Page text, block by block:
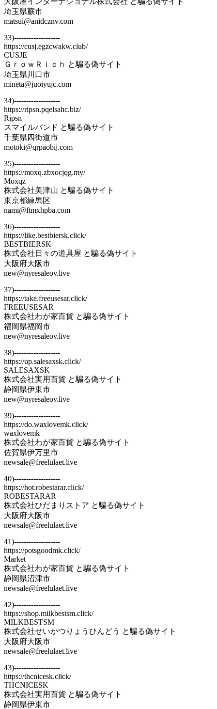
埼玉県蕨市
matsui@anidcznv.com
33)-------------------
https://cusj.egzcwakw.club/
CUSJE
ＧｒｏｗＲｉｃｈ と騙る偽サイト
埼玉県川口市
mineta@juoiyujc.com
34)-------------------
https://ripsn.pqelsahc.biz/
Ripsn
スマイルバンド と騙る偽サイト
千葉県四街道市
motoki@qrpaobij.com
35)-------------------
https://moxq.zbxocjqg.my/
Moxqz
株式会社美津山 と騙る偽サイト
東京都練馬区
nami@ftmxhpba.com
36)-------------------
https://like.bestbiersk.click/
BESTBIERSK
株式会社日々の道具屋 と騙る偽サイト
大阪府大阪市
new@nyresaleov.live
37)-------------------
https://take.freeusesar.click/
FREEUSESAR
株式会社わが家百貨 と騙る偽サイト
福岡県福岡市
new@nyresaleov.live
38)-------------------
https://up.salesaxsk.click/
SALESAXSK
株式会社実用百貨 と騙る偽サイト
静岡県伊東市
new@nyresaleov.live
39)-------------------
https://do.waxlovemk.click/
waxlovemk
株式会社わが家百貨 と騙る偽サイト
佐賀県伊万里市
newsale@freelulaet.live
40)-------------------
https://hot.robestarar.click/
ROBESTARAR
株式会社ひだまりストア と騙る偽サイト
大阪府大阪市
newsale@freelulaet.live
41)-------------------
https://potsgoodmk.click/
Market
株式会社わが家百貨 と騙る偽サイト
静岡県沼津市
newsale@freelulaet.live
42)-------------------
https://shop.milkbestsm.click/
MILKBESTSM
株式会社せいかつりょうひんどう と騙る偽サイト
大阪府大阪市
newsale@freelulaet.live
43)-------------------
https://thcnicesk.click/
THCNICESK
株式会社実用百貨 と騙る偽サイト
静岡県伊東市